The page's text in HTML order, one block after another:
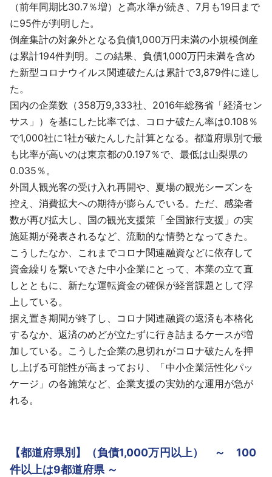
（前年同期比30.7％増）と高水準が続き、7月も19日まで
に95件が判明した。
倒産集計の対象外となる負債1,000万円未満の小規模倒産
は累計194件判明。この結果、負債1,000万円未満を含め
た新型コロナウイルス関連破たんは累計で3,879件に達し
た。
国内の企業数（358万9,333社、2016年総務省「経済セン
サス」）を基にした比率では、コロナ破たん率は0.108％
で1,000社に1社が破たんした計算となる。都道府県別で最
も比率が高いのは東京都の0.197％で、最低は山梨県の
0.035％。
外国人観光客の受け入れ再開や、夏場の観光シーズンを
控え、消費拡大への期待が膨らんでいる。ただ、感染者
数が再び拡大し、国の観光支援策「全国旅行支援」の実
施延期が発表されるなど、流動的な情勢となってきた。
こうしたなか、これまでコロナ関連融資などに依存して
資金繰りを繋いできた中小企業にとって、本業の立て直
しとともに、新たな運転資金の確保が経営課題として浮
上している。
据え置き期間が終了し、コロナ関連融資の返済も本格化
するなか、返済のめどが立たずに行き詰まるケースが増
加している。こうした企業の息切れがコロナ破たんを押
し上げる可能性が高まっており、「中小企業活性化パッ
ケージ」の各施策など、企業支援の実効的な運用が急が
れる。
【都道府県別】（負債1,000万円以上） ～ 100
件以上は9都道府県 ～